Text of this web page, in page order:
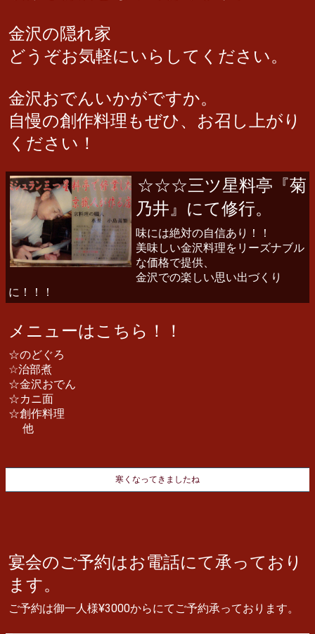
金沢の隠れ家
どうぞお気軽にいらしてください。
金沢おでんいかがですか。
自慢の創作料理もぜひ、お召し上がり
ください！
☆☆☆三ツ星料亭『菊
乃井』にて修行。
味には絶対の自信あり！！
美味しい金沢料理をリーズナブル
な価格で提供、
金沢での楽しい思い出づくり
に！！！
メニューはこちら！！
☆のどぐろ
☆治部煮
☆金沢おでん
☆カニ面
☆創作料理
他
寒くなってきましたね
宴会のご予約はお電話にて承っており
ます。
ご予約は御一人様¥3000からにてご予約承っております。